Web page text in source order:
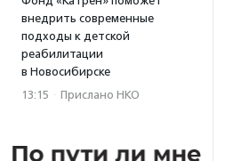
внедрить современные
подходы к детской
реабилитации
в Новосибирске
13:15 · Прислано НКО